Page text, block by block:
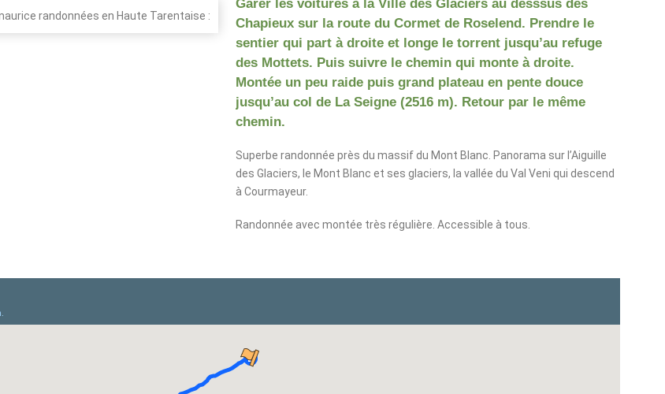
Garer les voitures à la Ville des Glaciers au desssus des
Chapieux sur la route du Cormet de Roselend. Prendre le
sentier qui part à droite et longe le torrent jusqu’au refuge
des Mottets. Puis suivre le chemin qui monte à droite.
Montée un peu raide puis grand plateau en pente douce
jusqu’au col de La Seigne (2516 m). Retour par le même
chemin.
Superbe randonnée près du massif du Mont Blanc. Panorama sur l’Aiguille
des Glaciers, le Mont Blanc et ses glaciers, la vallée du Val Veni qui descend
à Courmayeur.
Randonnée avec montée très régulière. Accessible à tous.